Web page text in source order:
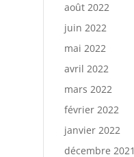
août 2022
juin 2022
mai 2022
avril 2022
mars 2022
février 2022
janvier 2022
décembre 2021